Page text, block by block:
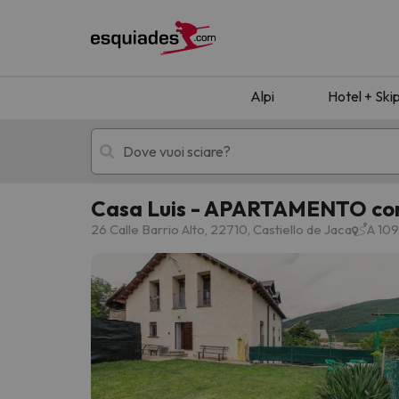
Alpi Hotel +
Hotel + skipass Hotel di
Ops, non abbiamo trovato alcun risultato
Casa Luis - APARTAMENTO
26 Calle Barrio Alto, 22710, Castiello de Jaca A